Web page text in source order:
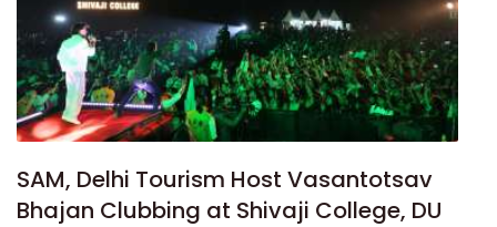
SAM, Delhi Tourism Host Vasantotsav
Bhajan Clubbing at Shivaji College, DU